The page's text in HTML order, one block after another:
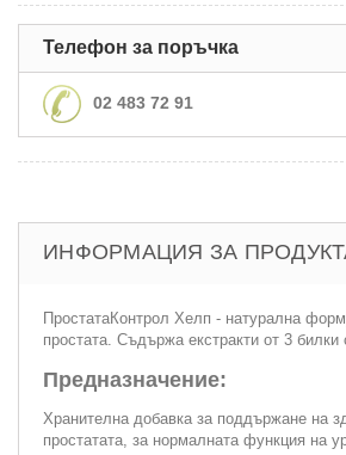
Телефон за поръчка
02 483 72 91
ИНФОРМАЦИЯ ЗА
ПростатаКонтрол Хелп - натурална
простата. Съдържа екстракти от 3 билки
Предназначение:
Хранителна добавка за поддържане на
простатата, за нормалната функция на